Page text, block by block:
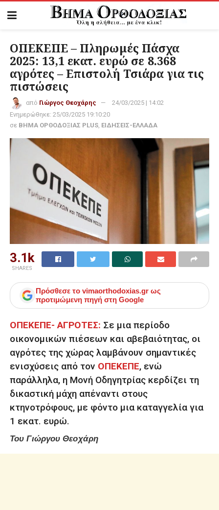
ΟΠΕΚΕΠΕ – Πληρωμές Πάσχα
2025: 13,1 εκατ. ευρώ σε 8.368
αγρότες – Επιστολή Τσιάρα για τις
πιστώσεις
από Γιώργος Θεοχάρης
24/03/2025 | 14:02
Ενημερώθηκε: 25/03/2025 19:10:20
σε ΒΗΜΑ ΟΡΘΟΔΟΞΙΑΣ PLUS, ΕΙΔΗΣΕΙΣ-ΕΛΛΑΔΑ
3.1k
SHARES
Πρόσθεσε το vimaorthodoxias.gr ως
προτιμώμενη πηγή στη Google
ΟΠΕΚΕΠΕ- ΑΓΡΟΤΕΣ: Σε μια περίοδο
οικονομικών πιέσεων και αβεβαιότητας, οι
αγρότες της χώρας λαμβάνουν σημαντικές
ενισχύσεις από τον ΟΠΕΚΕΠΕ, ενώ
παράλληλα, η Μονή Οδηγητρίας κερδίζει τη
δικαστική μάχη απέναντι στους
κτηνοτρόφους, με φόντο μια καταγγελία για
1 εκατ. ευρώ.
Του Γιώργου Θεοχάρη